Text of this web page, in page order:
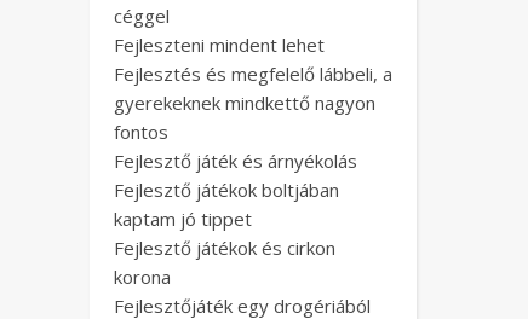
céggel
Fejleszteni mindent lehet
Fejlesztés és megfelelő lábbeli, a
gyerekeknek mindkettő nagyon
fontos
Fejlesztő játék és árnyékolás
Fejlesztő játékok boltjában
kaptam jó tippet
Fejlesztő játékok és cirkon
korona
Fejlesztőjáték egy drogériából